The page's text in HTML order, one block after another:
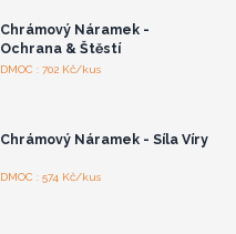
Chrámový Náramek -
Ochrana & Štěstí
DMOC : 702 Kč/kus
Přihlaste se nebo se
Chrámový Náramek - Síla Víry
DMOC : 574 Kč/kus
Přihlaste se nebo se